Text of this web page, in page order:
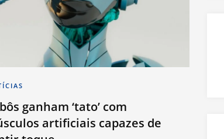
ganham ‘tato’ com
artificiais capazes de